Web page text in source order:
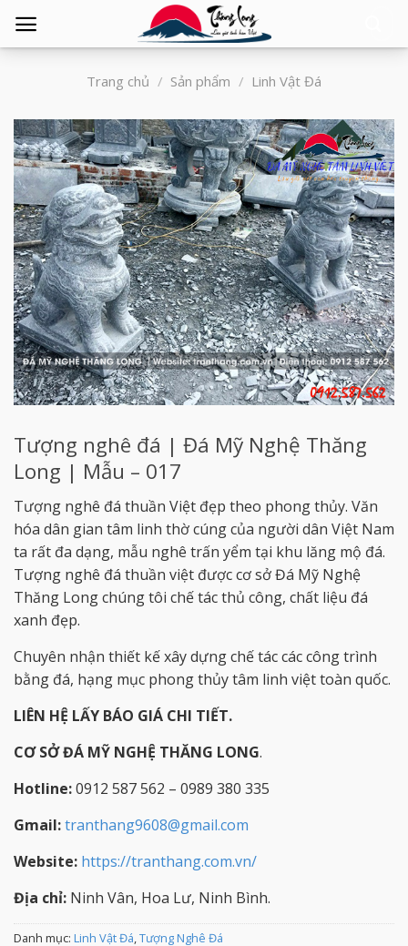
Trang chủ / Sản phẩm / Linh Vật Đá
Tượng nghê đá | Đá Mỹ Nghệ Thăng
Long | Mẫu – 017
Tượng nghê đá thuần Việt đẹp theo phong thủy. Văn
hóa dân gian tâm linh thờ cúng của người dân Việt Nam
ta rất đa dạng, mẫu nghê trấn yểm tại khu lăng mộ đá.
Tượng nghê đá thuần việt được cơ sở Đá Mỹ Nghệ
Thăng Long chúng tôi chế tác thủ công, chất liệu đá
xanh đẹp.
Chuyên nhận thiết kế xây dựng chế tác các công trình
bằng đá, hạng mục phong thủy tâm linh việt toàn quốc.
LIÊN HỆ LẤY BÁO GIÁ CHI TIẾT.
CƠ SỞ ĐÁ MỸ NGHỆ THĂNG LONG.
Hotline:0912 587 562 – 0989 380 335
Gmail:tranthang9608@gmail.com
Website: https://tranthang.com.vn/
Địa chỉ: Ninh Vân, Hoa Lư, Ninh Bình.
Danh mục: Linh Vật Đá,Tượng Nghê Đá